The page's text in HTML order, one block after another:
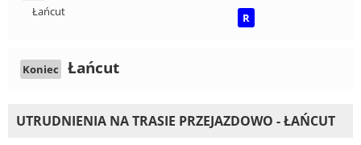
Łańcut
R
Koniec Łańcut
UTRUDNIENIA NA TRASIE PRZEJAZDOWO - ŁAŃCUT